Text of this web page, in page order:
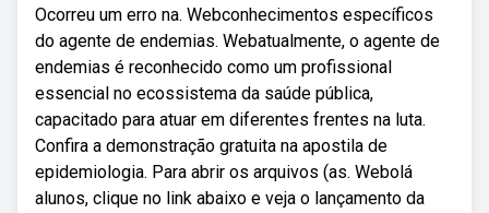
Ocorreu um erro na. Webconhecimentos específicos
do agente de endemias. Webatualmente, o agente de
endemias é reconhecido como um profissional
essencial no ecossistema da saúde pública,
capacitado para atuar em diferentes frentes na luta.
Confira a demonstração gratuita na apostila de
epidemiologia. Para abrir os arquivos (as. Webolá
alunos, clique no link abaixo e veja o lançamento da